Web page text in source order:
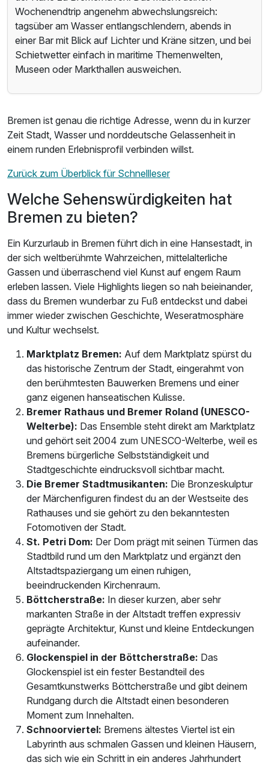
Wochenendtrip angenehm abwechslungsreich:
tagsüber am Wasser entlangschlendern, abends in
einer Bar mit Blick auf Lichter und Kräne sitzen, und bei
Schietwetter einfach in maritime Themenwelten,
Museen oder Markthallen ausweichen.
Bremen ist genau die richtige Adresse, wenn du in kurzer
Zeit Stadt, Wasser und norddeutsche Gelassenheit in
einem runden Erlebnisprofil verbinden willst.
Zurück zum Überblick für Schnellleser
Welche Sehenswürdigkeiten hat
Bremen zu bieten?
Ein Kurzurlaub in Bremen führt dich in eine Hansestadt, in
der sich weltberühmte Wahrzeichen, mittelalterliche
Gassen und überraschend viel Kunst auf engem Raum
erleben lassen. Viele Highlights liegen so nah beieinander,
dass du Bremen wunderbar zu Fuß entdeckst und dabei
immer wieder zwischen Geschichte, Weseratmosphäre
und Kultur wechselst.
Marktplatz Bremen: Auf dem Marktplatz spürst du
das historische Zentrum der Stadt, eingerahmt von
den berühmtesten Bauwerken Bremens und einer
ganz eigenen hanseatischen Kulisse.
Bremer Rathaus und Bremer Roland (UNESCO-
Welterbe): Das Ensemble steht direkt am Marktplatz
und gehört seit 2004 zum UNESCO-Welterbe, weil es
Bremens bürgerliche Selbstständigkeit und
Stadtgeschichte eindrucksvoll sichtbar macht.
Die Bremer Stadtmusikanten: Die Bronzeskulptur
der Märchenfiguren findest du an der Westseite des
Rathauses und sie gehört zu den bekanntesten
Fotomotiven der Stadt.
St. Petri Dom: Der Dom prägt mit seinen Türmen das
Stadtbild rund um den Marktplatz und ergänzt den
Altstadtspaziergang um einen ruhigen,
beeindruckenden Kirchenraum.
Böttcherstraße: In dieser kurzen, aber sehr
markanten Straße in der Altstadt treffen expressiv
geprägte Architektur, Kunst und kleine Entdeckungen
aufeinander.
Glockenspiel in der Böttcherstraße: Das
Glockenspiel ist ein fester Bestandteil des
Gesamtkunstwerks Böttcherstraße und gibt deinem
Rundgang durch die Altstadt einen besonderen
Moment zum Innehalten.
Schnoorviertel: Bremens ältestes Viertel ist ein
Labyrinth aus schmalen Gassen und kleinen Häusern,
das sich wie ein Schritt in ein anderes Jahrhundert